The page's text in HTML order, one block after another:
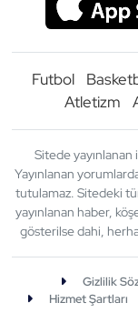
Futbol
Atletizm
Sitede
Yayınlanan
tutulamaz. Sitedeki
yayınlanan haber,
gösterilse dahi,
Gizlilik
Hizmet Şartları